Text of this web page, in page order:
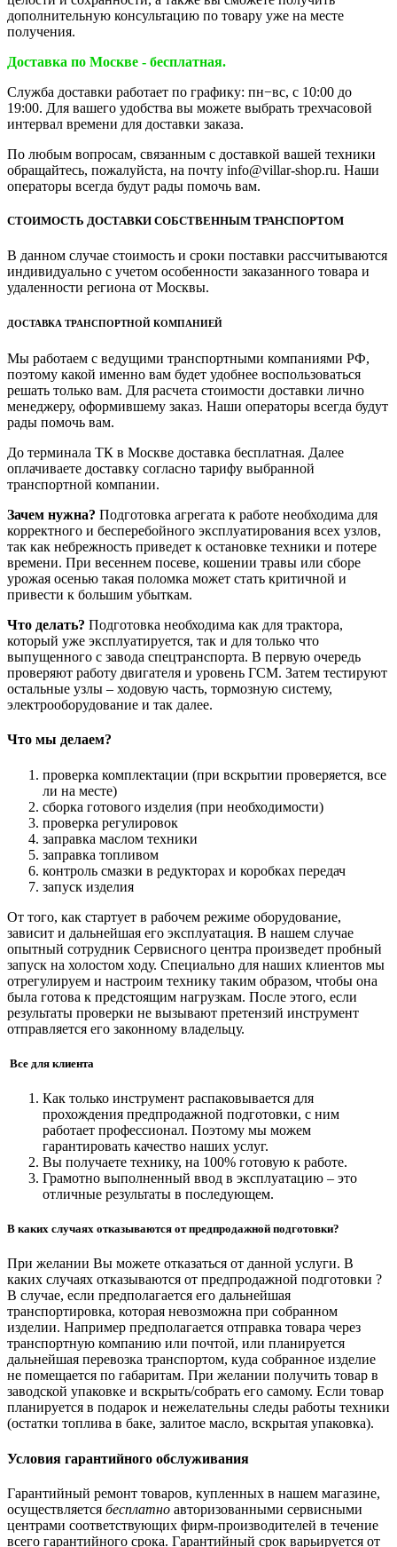
дополнительную консультацию по товару уже на месте
получения.
Доставка по Москве - бесплатная.
Служба доставки работает по графику: пн−вс, с 10:00 до
19:00. Для вашего удобства вы можете выбрать трехчасовой
интервал времени для доставки заказа.
По любым вопросам, связанным с доставкой вашей техники
обращайтесь, пожалуйста, на почту info@villar-shop.ru. Наши
операторы всегда будут рады помочь вам.
СТОИМОСТЬ ДОСТАВКИ СОБСТВЕННЫМ ТРАНСПОРТОМ
В данном случае стоимость и сроки поставки рассчитываются
индивидуально с учетом особенности заказанного товара и
удаленности региона от Москвы.
ДОСТАВКА ТРАНСПОРТНОЙ КОМПАНИЕЙ
Мы работаем с ведущими транспортными компаниями РФ,
поэтому какой именно вам будет удобнее воспользоваться
решать только вам. Для расчета стоимости доставки лично
менеджеру, оформившему заказ. Наши операторы всегда будут
рады помочь вам.
До терминала ТК в Москве доставка бесплатная. Далее
оплачиваете доставку согласно тарифу выбранной
транспортной компании.
Зачем нужна? Подготовка агрегата к работе необходима для
корректного и бесперебойного эксплуатирования всех узлов,
так как небрежность приведет к остановке техники и потере
времени. При весеннем посеве, кошении травы или сборе
урожая осенью такая поломка может стать критичной и
привести к большим убыткам.
Что делать? Подготовка необходима как для трактора,
который уже эксплуатируется, так и для только что
выпущенного с завода спецтранспорта. В первую очередь
проверяют работу двигателя и уровень ГСМ. Затем тестируют
остальные узлы – ходовую часть, тормозную систему,
электрооборудование и так далее.
Что мы делаем?
проверка комплектации (при вскрытии проверяется, все
ли на месте)
сборка готового изделия (при необходимости)
проверка регулировок
заправка маслом техники
заправка топливом
контроль смазки в редукторах и коробках передач
запуск изделия
От того, как стартует в рабочем режиме оборудование,
зависит и дальнейшая его эксплуатация. В нашем случае
опытный сотрудник Сервисного центра произведет пробный
запуск на холостом ходу. Специально для наших клиентов мы
отрегулируем и настроим технику таким образом, чтобы она
была готова к предстоящим нагрузкам. После этого, если
результаты проверки не вызывают претензий инструмент
отправляется его законному владельцу.
Все для клиента
Как только инструмент распаковывается для
прохождения предпродажной подготовки, с ним
работает профессионал. Поэтому мы можем
гарантировать качество наших услуг.
Вы получаете технику, на 100% готовую к работе.
Грамотно выполненный ввод в эксплуатацию – это
отличные результаты в последующем.
В каких случаях отказываются от предпродажной подготовки?
При желании Вы можете отказаться от данной услуги. В
каких случаях отказываются от предпродажной подготовки ?
В случае, если предполагается его дальнейшая
транспортировка, которая невозможна при собранном
изделии. Например предполагается отправка товара через
транспортную компанию или почтой, или планируется
дальнейшая перевозка транспортом, куда собранное изделие
не помещается по габаритам. При желании получить товар в
заводской упаковке и вскрыть/собрать его самому. Если товар
планируется в подарок и нежелательны следы работы техники
(остатки топлива в баке, залитое масло, вскрытая упаковка).
Условия гарантийного обслуживания
Гарантийный ремонт товаров, купленных в нашем магазине,
осуществляется бесплатно авторизованными сервисными
центрами соответствующих фирм-производителей в течение
всего гарантийного срока. Гарантийный срок варьируется от